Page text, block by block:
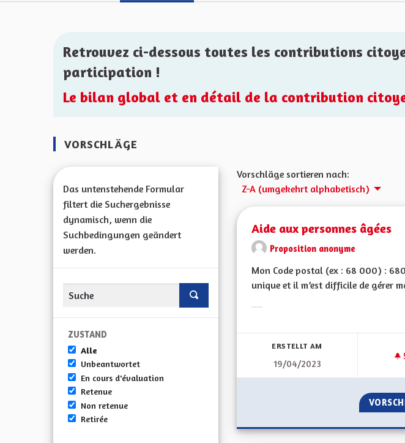
Retrouvez ci-dessous toutes les contributions
participation !
Le bilan global et en détail de la contribution
VORSCHLÄGE
Das untenstehende Formular
filtert die Suchergebnisse
dynamisch, wenn die
Suchbedingungen geändert
werden.
ZUSTAND
Alle
Unbeantwortet
En cours d'évaluation
Retenue
Non retenue
Retirée
Vorschläge sortieren nach:
Z-A (umgekehrt alphabetisch)
Aide aux personnes âgées
Proposition anonyme
Mon Code postal (ex : 68 000) :
unique et il m’est difficile de gérer
ERSTELLT AM
19/04/2023